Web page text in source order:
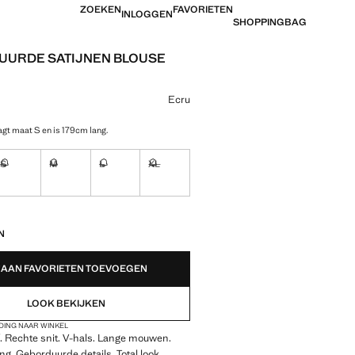
ZOEKENINLOGGENFAVORIETEN
SHOPPINGBAG
SATIJNEN BLOUSE
49,99 ]
Ecru
maat S en is 179cm lang.
S M L XL
AAN FAVORIETEN TOEVOEGEN
LOOK BEKIJKEN
NAAR WINKEL
Rechte snit. V-hals. Lange mouwen.